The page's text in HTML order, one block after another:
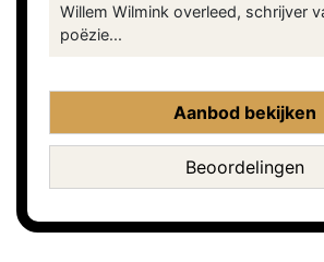
Willem Wilmink overleed, schrijver
poëzie...
Aanbod bekijken
Beoordelingen